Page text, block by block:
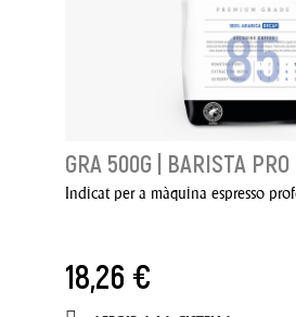
GRA 500G | BARISTA
Indicat per a màquina espresso
18,26 €